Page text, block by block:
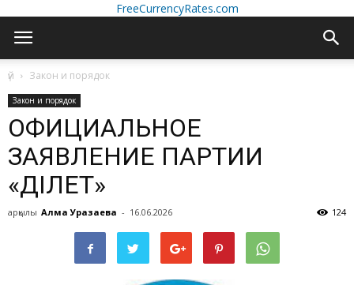
FreeCurrencyRates.com
үй Закон и порядок
Закон и порядок
ОФИЦИАЛЬНОЕ
ЗАЯВЛЕНИЕ ПАРТИИ
«ӘДІЛЕТ»
арқылы Алма Уразаева - 16.06.2026 124